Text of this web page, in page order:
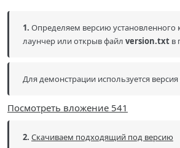
1. Определяем версию установленного
лаунчер или открыв файл version.txt в
Для демонстрации используется версия
Посмотреть вложение 541
2. Скачиваем подходящий под версию